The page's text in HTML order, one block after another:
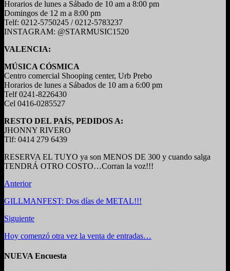
Horarios de lunes a Sábado de 10 am a 8:00 pm
Domingos de 12 m a 8:00 pm
Telf: 0212-5750245 / 0212-5783237
INSTAGRAM: @STARMUSIC1520
VALENCIA:
MÚSICA CÓSMICA
Centro comercial Shooping center, Urb Prebo
Horarios de lunes a Sábados de 10 am a 6:00 pm
Telf 0241-8226430
Cel 0416-0285527
RESTO DEL PAÍS, PEDIDOS A:
JHONNY RIVERO
Tlf: 0414 279 6439
RESERVA EL TUYO ya son MENOS DE 300 y cuando salga
TENDRÁ OTRO COSTO…Corran la voz!!!
Anterior
GILLMANFEST: Dos días de METAL!!!
Siguiente
Hoy comenzó otra vez la venta de entradas…
NUEVA Encuesta